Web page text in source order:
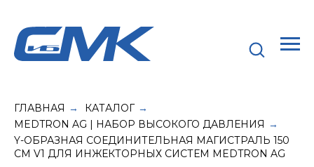
ГЛАВНАЯ → КАТАЛОГ →
MEDTRON AG | НАБОР ВЫСОКОГО ДАВЛЕНИЯ →
Y-ОБРАЗНАЯ СОЕДИНИТЕЛЬНАЯ МАГИСТРАЛЬ 150
СМ V1 ДЛЯ ИНЖЕКТОРНЫХ СИСТЕМ MEDTRON AG